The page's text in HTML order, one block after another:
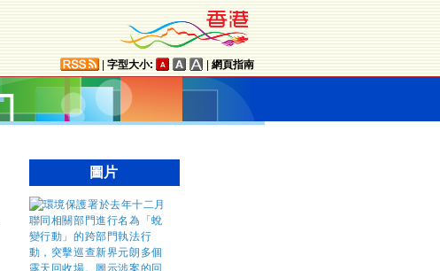
字型大小: 網頁指南
圖片